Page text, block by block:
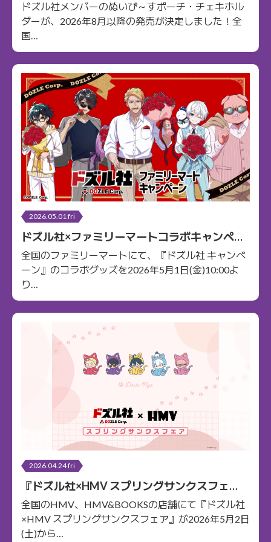
ホルダーが2026年8月以降に発売決定！
ドズル社メンバーのぬいぴ～すポーチ・チェキホル
ダーが、2026年8月以降の発売が決定しました！全
国…
2026.05.01 fri
ドズル社×ファミリーマートコラボキャンペー
ンのオリジナルグッズが5/1(金)10:00より販売
開始！
全国のファミリーマートにて、『ドズル社 キャンペ
ーン』のコラボグッズを2026年5月1日(金)10:00よ
り…
2026.04.24 fri
『ドズル社×HMV スプリングサンクスフェ
ア』を5/2(土)より開催
全国のHMV、HMV&BOOKSの店舗にて『ドズル社
×HMV スプリングサンクスフェア』が2026年5月2日
(土)から…